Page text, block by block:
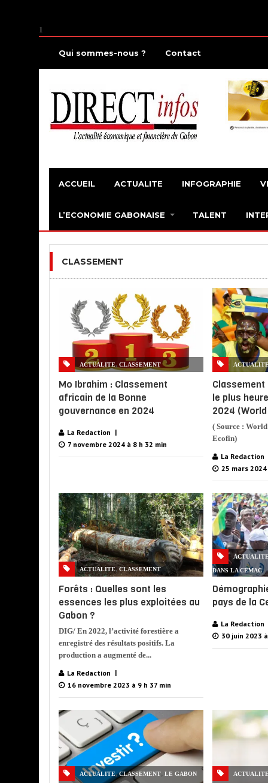
1
Qui sommes-nous ? Contact
ACCUEIL ACTUALITE INFOGRAPHIE
L’ECONOMIE GABONAISE TALENT
CLASSEMENT
ACTUALITE, CLASSEMENT
Mo Ibrahim : Classement
africain de la Bonne
gouvernance en 2024
La Redaction
7 novembre 2024 à 8 h 32 min
le plus
2024
( Source :
Ecofin)
La Redaction
25 mars
ACTUALITE,CLASSEMENT
Forêts : Quelles sont les
essences les plus exploitées au
Gabon ?
DIG/ En 2022, l’activité forestière a
enregistré des résultats positifs. La
production a augmenté de...
La Redaction
16 novembre 2023 à 9 h 37 min
DANS LA CEMAC
pays de la
La Redaction
30 juin 2023
ACTUALITE,CLASSEMENT, LE GABON